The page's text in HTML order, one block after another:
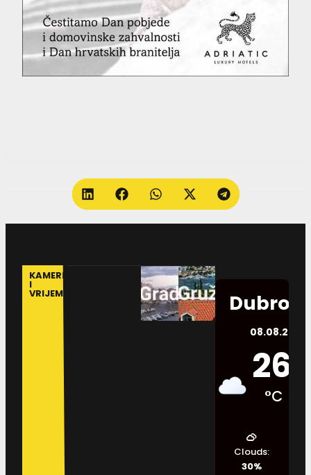
KAMERE
I
VRIJEME
08.08.2026.
26
°C
Clouds:
30%